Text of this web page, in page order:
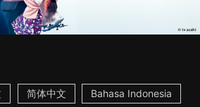
简体中文 Bahasa Indonesia